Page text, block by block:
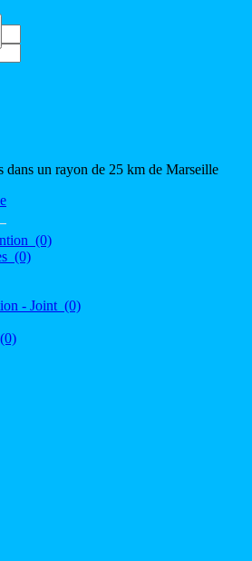
dans un rayon de 25 km de Marseille
(0)
(0)
- Joint (0)
(0)